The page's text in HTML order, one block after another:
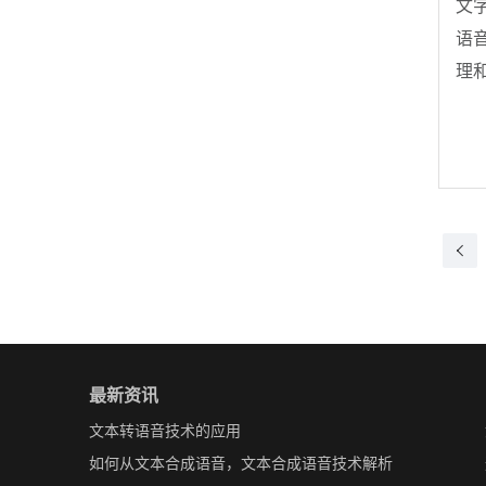
文
语
理
最新资讯
文本转语音技术的应用
如何从文本合成语音，文本合成语音技术解析